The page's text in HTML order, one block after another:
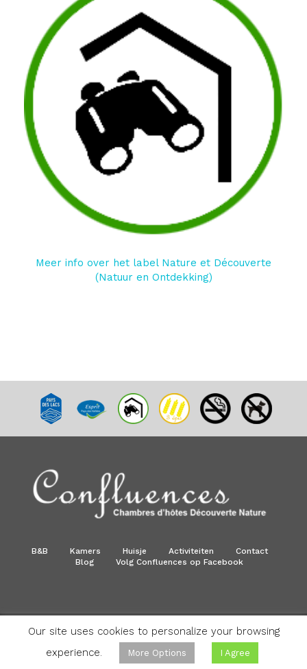
Meer info over het label Nature et Découverte
(Natuur en Ontdekking)
B&B Kamers Huisje Activiteiten
Contact
Blog
Volg Confluences op Facebook
©Confluences - Alle rechten voorbehouden. |
RealisatieInfo Bel consulting- WebhostingAnagramme
Our site uses cookies to personalize your browsing
experience.
More Options I Agree